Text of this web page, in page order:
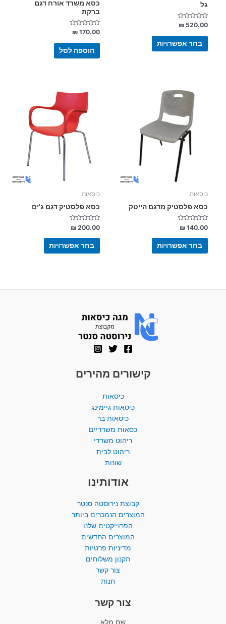
גל
דורג
0
מתוך
₪520.00
בחר אפשרויות
כסא משרד אורח דגם
ברקת
דורג
0
מתוך
₪170.00
הוספה לסל
כיסאות
כסא פלסטיק מדגם הייטק
דורג
0
מתוך
₪140.00
בחר אפשרויות
מספר
סוגים.
ניתן
לבחור
האפשרויות
המוצר
כיסאות
כסא פלסטיק דגם ג'ים
דורג
0
מתוך
₪200.00
בחר אפשרויות
מספר
סוגים.
לבחור
האפשרויות
המוצר
קישורים מהירים
כיסאות
כיסאות גיימינג
כיסאות בר
כסאות משרדיים
ריהוט משרדי
ריהוט לבית
שונות
אודותינו
קבוצת נירוסטה סנטר
המוצרים הנמכרים ביותר​
הפרוייקטים שלנו
המוצרים החדשים
מדיניות פרטיות
תקנון משלוחים
צור קשר
חנות
צור קשר
שם מלא